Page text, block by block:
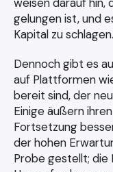
weisen darauf hin,
gelungen ist, und
Kapital zu schlagen.
Dennoch gibt es
auf Plattformen
bereit sind, der
Einige äußern
Fortsetzung
der hohen
Probe gestellt; die